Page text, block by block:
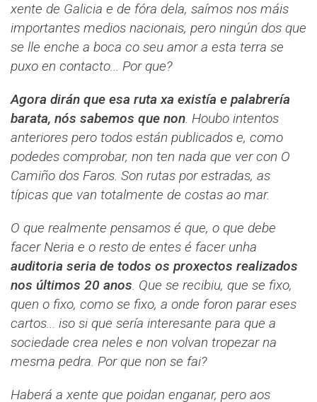
xente de Galicia e de fóra dela, saímos nos máis
importantes medios nacionais, pero ningún dos que
se lle enche a boca co seu amor a esta terra se
puxo en contacto... Por que?
Agora dirán que esa ruta xa existía e palabrería
barata, nós sabemos que non. Houbo intentos
anteriores pero todos están publicados e, como
podedes comprobar, non ten nada que ver con O
Camiño dos Faros. Son rutas por estradas, as
típicas que van totalmente de costas ao mar.
O que realmente pensamos é que, o que debe
facer Neria e o resto de entes é facer unha
auditoria seria de todos os proxectos realizados
nos últimos 20 anos. Que se recibiu, que se fixo,
quen o fixo, como se fixo, a onde foron parar eses
cartos... iso si que sería interesante para que a
sociedade crea neles e non volvan tropezar na
mesma pedra. Por que non se fai?
Haberá a xente que poidan enganar, pero aos